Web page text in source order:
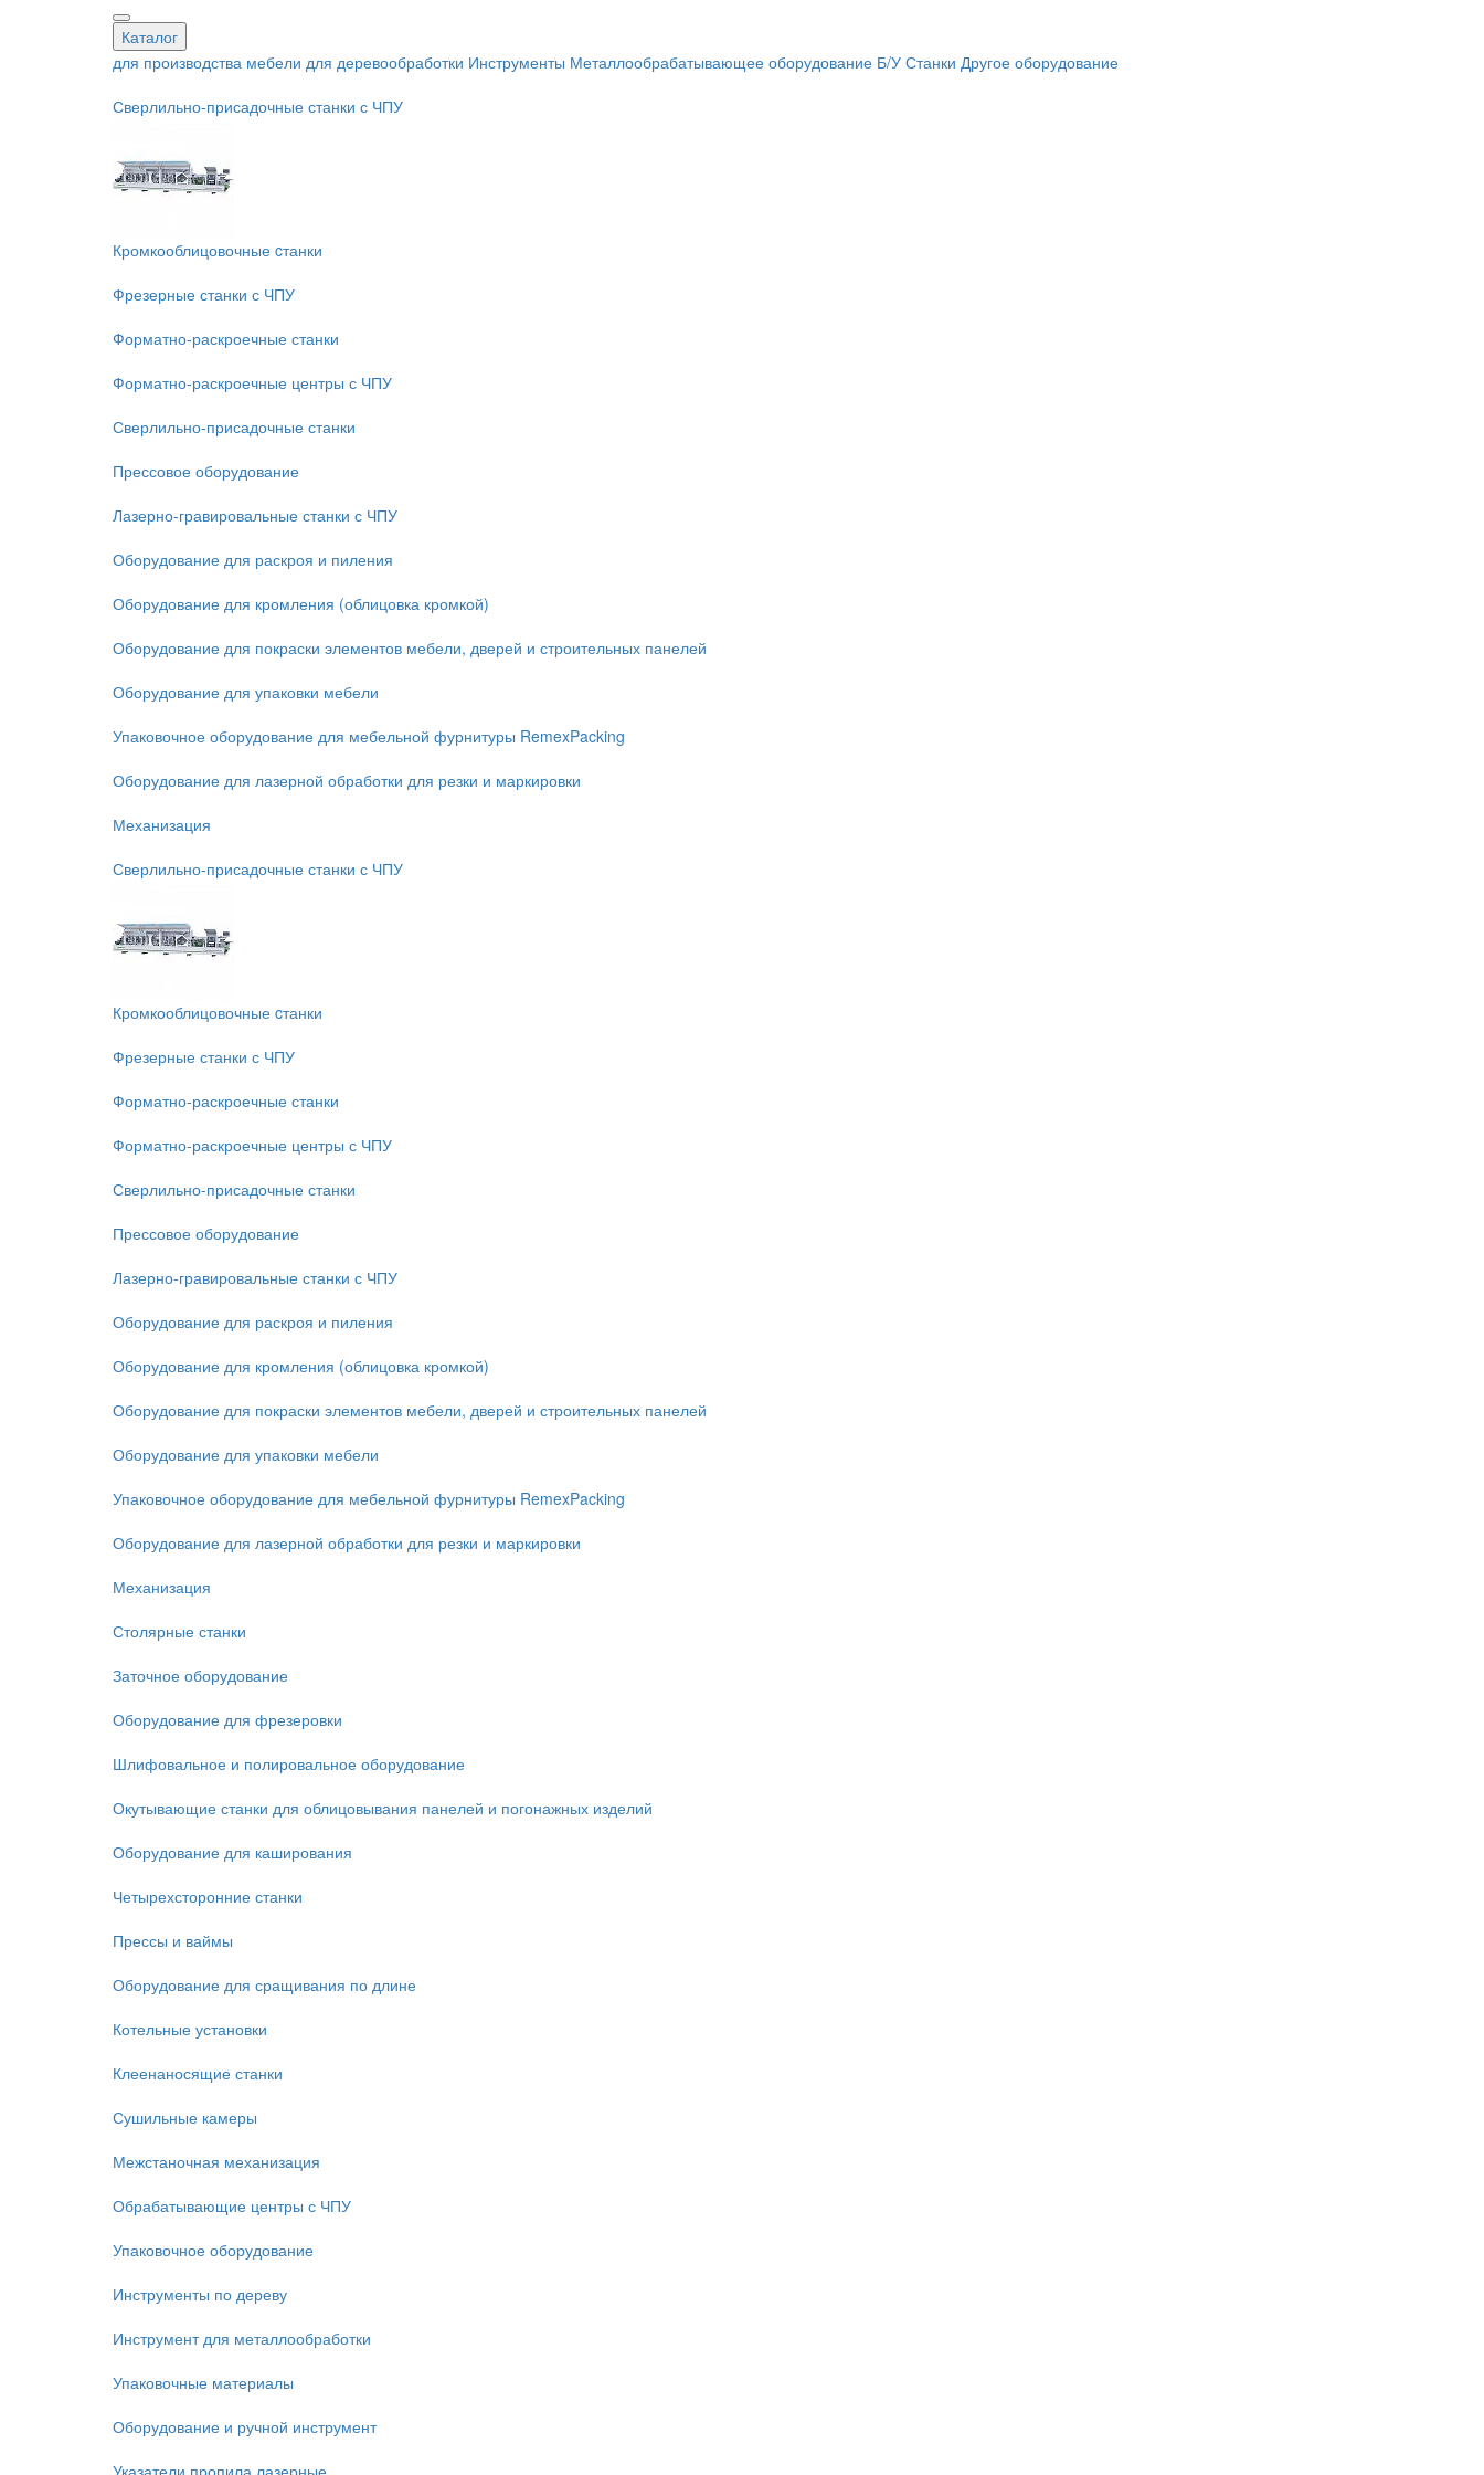
Каталог
для производства мебели для деревообработки Инструменты Металлообрабатывающее оборудование Б/У Станки Другое оборудование
Сверлильно-присадочные станки с ЧПУ
Кромкооблицовочные cтанки
Фрезерные станки с ЧПУ
Форматно-раскроечные станки
Форматно-раскроечные центры с ЧПУ
Сверлильно-присадочные станки
Прессовое оборудование
Лазерно-гравировальные станки с ЧПУ
Оборудование для раскроя и пиления
Оборудование для кромления (облицовка кромкой)
Оборудование для покраски элементов мебели, дверей и строительных панелей
Оборудование для упаковки мебели
Упаковочное оборудование для мебельной фурнитуры RemexPacking
Оборудование для лазерной обработки для резки и маркировки
Механизация
Сверлильно-присадочные станки с ЧПУ
Кромкооблицовочные cтанки
Фрезерные станки с ЧПУ
Форматно-раскроечные станки
Форматно-раскроечные центры с ЧПУ
Сверлильно-присадочные станки
Прессовое оборудование
Лазерно-гравировальные станки с ЧПУ
Оборудование для раскроя и пиления
Оборудование для кромления (облицовка кромкой)
Оборудование для покраски элементов мебели, дверей и строительных панелей
Оборудование для упаковки мебели
Упаковочное оборудование для мебельной фурнитуры RemexPacking
Оборудование для лазерной обработки для резки и маркировки
Механизация
Столярные станки
Заточное оборудование
Оборудование для фрезеровки
Шлифовальное и полировальное оборудование
Окутывающие станки для облицовывания панелей и погонажных изделий
Оборудование для каширования
Четырехсторонние станки
Прессы и ваймы
Оборудование для сращивания по длине
Котельные установки
Клеенаносящие станки
Сушильные камеры
Межстаночная механизация
Обрабатывающие центры с ЧПУ
Упаковочное оборудование
Инструменты по дереву
Инструмент для металлообработки
Упаковочные материалы
Оборудование и ручной инструмент
Указатели пропила лазерные